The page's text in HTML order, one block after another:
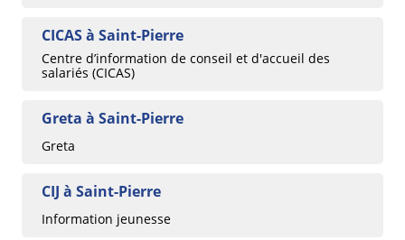
CICAS à Saint-Pierre
Centre d’information de conseil et d'accueil des
salariés (CICAS)
Greta à Saint-Pierre
Greta
CIJ à Saint-Pierre
Information jeunesse